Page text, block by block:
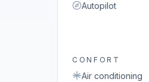
Autopilot
CONFORT
Air conditioning